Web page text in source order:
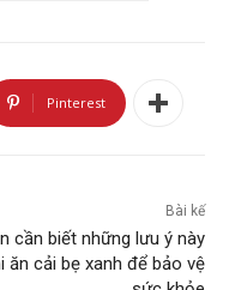
Pinterest
Bài kế
cần biết những lưu ý này
ăn cải bẹ xanh để bảo vệ